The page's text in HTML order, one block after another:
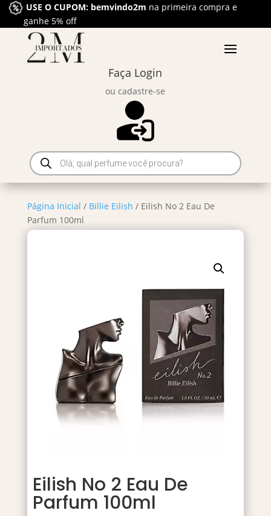
USE O CUPOM: bemvindo2m na primeira compra e
ganhe 5% off
Faça Login
ou cadastre-se
Pesquisar
produtos
Página Inicial / Billie Eilish / Eilish No 2 Eau De
Parfum 100ml
Eilish No 2 Eau De
Parfum 100ml